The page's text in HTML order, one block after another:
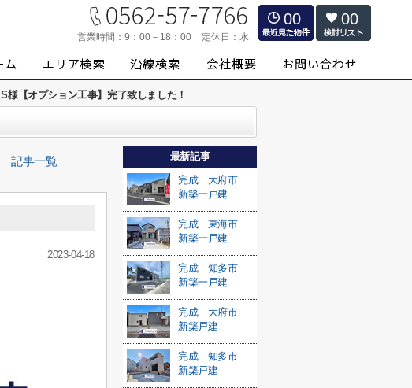
営業時間： 9：00－18：00 定休日： 水
00 00
S様【オプション工事】完了致しました！
記事一覧
2023-04-18
最新記事
完成 大府市
新築一戸建
完成 東海市
新築一戸建
完成 知多市
新築一戸建
完成 大府市
新築戸建
完成 知多市
新築戸建